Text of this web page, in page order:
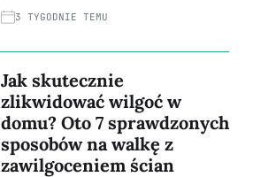
3 TYGODNIE TEMU
Jak skutecznie
zlikwidować wilgoć w
domu? Oto 7 sprawdzonych
sposobów na walkę z
zawilgoceniem ścian